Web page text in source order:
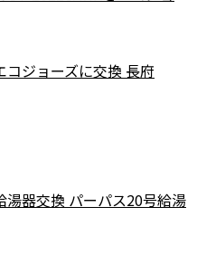
コジョーズに交換 長府
湯器交換 パーパス20号給湯